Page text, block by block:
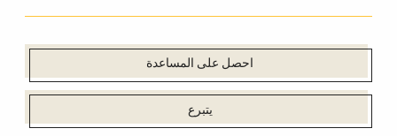
احصل على المساعدة
يتبرع